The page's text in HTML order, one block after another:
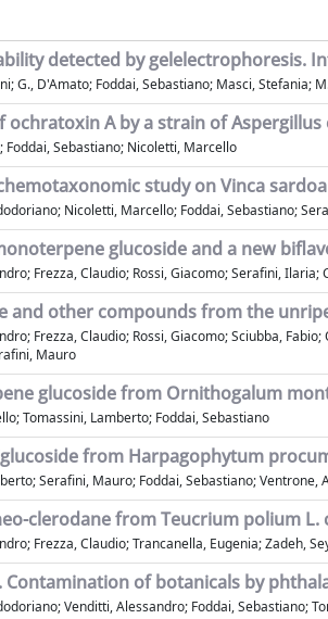
detected by gelelectrophoresis.
G., D'Amato; Foddai, Sebastiano; Masci, Stefania;
ochratoxin A by a strain of
Foddai, Sebastiano; Nicoletti, Marcello
study on Vinca
Nicoletti, Marcello; Foddai, Sebastiano;
glucoside and a new
Frezza, Claudio; Rossi, Giacomo; Serafini,
and other compounds from the
Frezza, Claudio; Rossi, Giacomo; Sciubba,
Mauro
glucoside from Ornithogalum
Tomassini, Lamberto; Foddai, Sebastiano
from Harpagophytum
Serafini, Mauro; Foddai, Sebastiano; Ventrone,
clerodane from Teucrium polium
Frezza, Claudio; Trancanella, Eugenia; Zadeh,
Contamination of botanicals by
Venditti, Alessandro; Foddai, Sebastiano;